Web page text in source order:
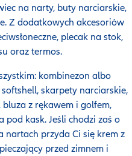
na narty, buty narciarskie,
Z dodatkowych akcesoriów
plecak na stok,
oraz termos.
kombinezon albo
skarpety narciarskie,
z rękawem i golfem,
pod kask. Jeśli chodzi zaś o
nartach przyda Ci się krem z
przed zimnem i